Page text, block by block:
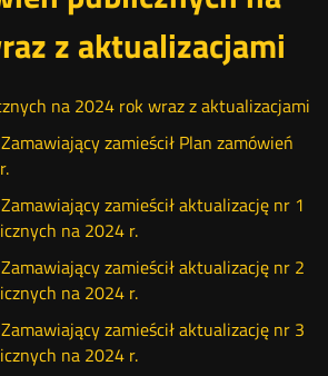
z aktualizacjami
na 2024 rok wraz z aktualizacjami
zamieścił Plan zamówień
zamieścił aktualizację nr 1
na 2024 r.
zamieścił aktualizację nr 2
na 2024 r.
zamieścił aktualizację nr 3
na 2024 r.